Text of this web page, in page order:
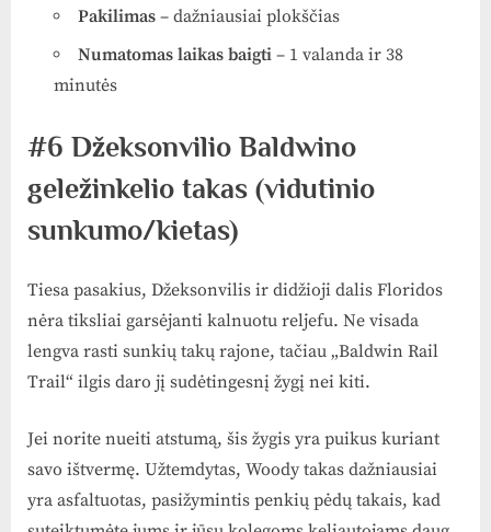
Pakilimas – dažniausiai plokščias
Numatomas laikas baigti – 1 valanda ir 38
minutės
#6 Džeksonvilio Baldwino
geležinkelio takas (vidutinio
sunkumo/kietas)
Tiesa pasakius, Džeksonvilis ir didžioji dalis Floridos
nėra tiksliai garsėjanti kalnuotu reljefu. Ne visada
lengva rasti sunkių takų rajone, tačiau „Baldwin Rail
Trail“ ilgis daro jį sudėtingesnį žygį nei kiti.
Jei norite nueiti atstumą, šis žygis yra puikus kuriant
savo ištvermę. Užtemdytas, Woody takas dažniausiai
yra asfaltuotas, pasižymintis penkių pėdų takais, kad